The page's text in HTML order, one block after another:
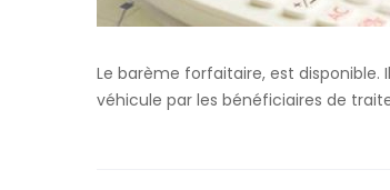
Le barème forfaitaire, est disponible.
véhicule par les bénéficiaires de